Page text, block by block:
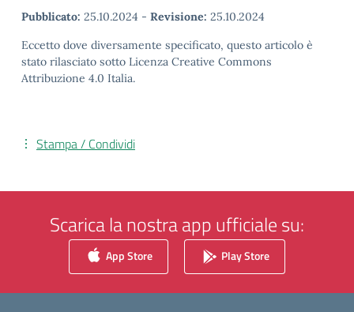
Pubblicato: 25.10.2024 - Revisione: 25.10.2024
Eccetto dove diversamente specificato, questo articolo è
stato rilasciato sotto Licenza Creative Commons
Attribuzione 4.0 Italia.
Stampa / Condividi
Scarica la nostra app ufficiale su:
App Store Play Store